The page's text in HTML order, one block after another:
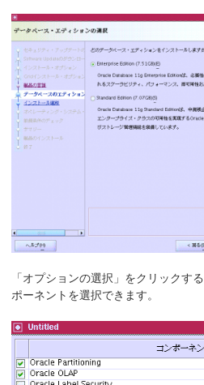
「オプションの選択」をクリックす
ポーネントを選択できます。